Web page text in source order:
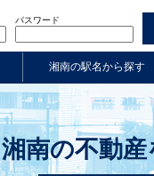
パスワード
湘南の駅名から探す
湘南の不動